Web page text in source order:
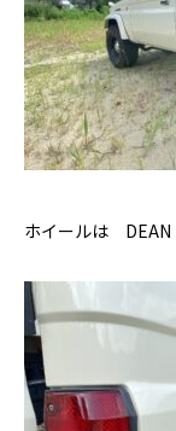
ホイールは DEAN